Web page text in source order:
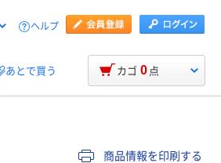
ヘルプ
あとで買う カゴ 0 点
商品情報を印刷する